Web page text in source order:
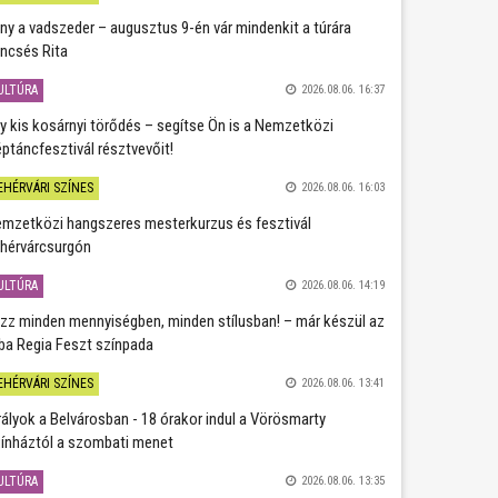
a vadszeder – augusztus 9-én vár mindenkit a túrára
Rita
2026.08.06. 16:37
kis kosárnyi törődés – segítse Ön is a Nemzetközi
résztvevőit!
SZÍNES 2026.08.06. 16:03
hangszeres mesterkurzus és fesztivál
2026.08.06. 14:19
minden mennyiségben, minden stílusban! – már készül az
Regia Feszt színpada
SZÍNES 2026.08.06. 13:41
a Belvárosban - 18 órakor indul a Vörösmarty
a szombati menet
2026.08.06. 13:35